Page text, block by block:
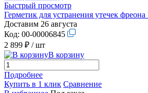
Быстрый просмотр
Герметик для устранения утечек
Доставим 26 августа
Код: 00-00006845
2 899 ₽ / шт
В корзину
Подробнее
Купить в 1 клик Сравнение